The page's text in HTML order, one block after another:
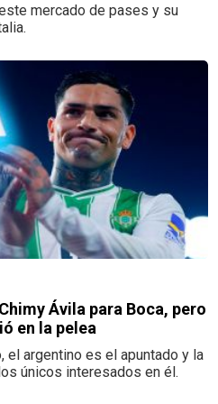
mercado de pases y su
Ávila para Boca, pero
en la pelea
el argentino es el apuntado y la
únicos interesados en él.